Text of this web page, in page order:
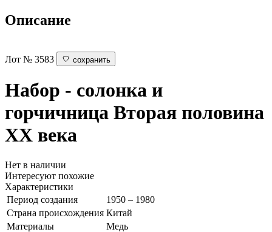
Описание
Лот № 3583 сохранить
Набор - солонка и
горчичница Вторая половина
ХХ века
Нет в наличии
Интересуют похожие
Характеристики
Период создания
1950 – 1980
Страна происхождения Китай
Материалы
Медь